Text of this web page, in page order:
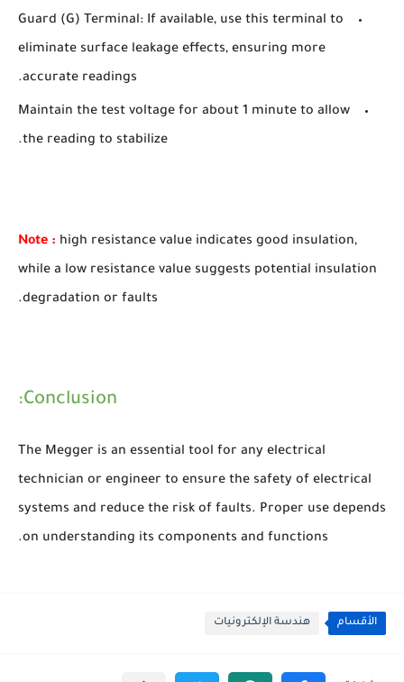
Guard (G) Terminal: If available, use this terminal to
eliminate surface leakage effects, ensuring more
accurate readings.
Maintain the test voltage for about 1 minute to allow
the reading to stabilize.
Note : high resistance value indicates good insulation,
while a low resistance value suggests potential insulation
degradation or faults.
Conclusion:
The Megger is an essential tool for any electrical
technician or engineer to ensure the safety of electrical
systems and reduce the risk of faults. Proper use depends
on understanding its components and functions.
الأقسام هندسة الإلكترونيات